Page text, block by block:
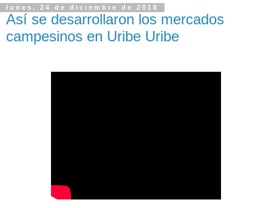
lunes, 24 de diciembre de 2018
Así se desarrollaron los mercados
campesinos en Uribe Uribe